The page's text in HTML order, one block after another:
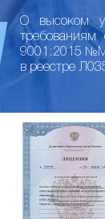
О высоком
9001:2015
в реестре